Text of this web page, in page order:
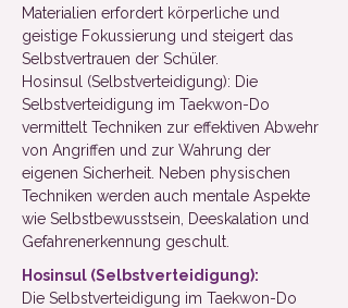
Materialien erfordert körperliche und
geistige Fokussierung und steigert das
Selbstvertrauen der Schüler.
Hosinsul (Selbstverteidigung): Die
Selbstverteidigung im Taekwon-Do
vermittelt Techniken zur effektiven Abwehr
von Angriffen und zur Wahrung der
eigenen Sicherheit. Neben physischen
Techniken werden auch mentale Aspekte
wie Selbstbewusstsein, Deeskalation und
Gefahrenerkennung geschult.
Hosinsul (Selbstverteidigung):
Die Selbstverteidigung im Taekwon-Do